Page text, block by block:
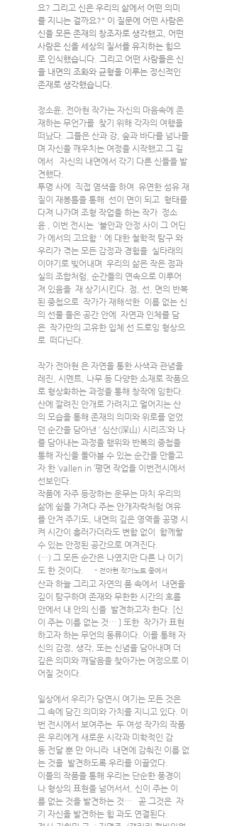
요? 그리고 신은 우리의 삶에서 어떤 의미
를 지니는 걸까요?" 이 질문에 어떤 사람은
신을 모든 존재의 창조자로 생각했고, 어떤
사람은 신을 세상의 질서를 유지하는 힘으
로 인식했습니다. 그리고 어떤 사람들은 신
을 내면의 조화와 균형을 이루는 정신적인
존재로 생각했습니다.
정소윤, 전아현 작가는 자신의 마음속에 존
재하는 무언가를  찾기 위해 각자의 여행을
떠났다. 그들은 산과 강, 숲과 바다를 넘나들
며 자신을 깨우치는 여정을 시작했고 그 길
에서   자신의 내면에서 각기 다른 신들을 발
견했다.
투명 사에  직접 염색을 하여  유연한 섬유 재
질이 재봉틀을 통해  선이 면이 되고  형태를
다져 나가며 조형 작업을 하는 작가  정소
윤 , 이번 전시는  ‘불안과 안정 사이 그 어딘
가 에서의 고요함＇에 대한 철학적 탐구 와
우리가 겪는 모든 감정과 경험을  실타래의
이야기로 빚어내며  우리의 삶은 작은 점과
실의 조합처럼, 순간들의 연속으로 이루어
져 있음을  재 상기시킨다. 점, 선, 면의 반복
된 중첩으로  작가가 재해석한  이름 없는 신
의 선물 들은 공간 안에  자연과 인체를 담
은  작가만의 고유한 입체 선 드로잉 형상으
로  떠다닌다.
작가 전아현 은 자연을 통한 사색과 관념을
레진, 시멘트, 나무 등 다양한 소재로 작품으
로 형상화하는 과정을 통해 창작에 임한다.
산에 깔려진 안개로 가려지고 멀어지는 산
의 모습을 통해 존재의 의미와 위로를 얻었
던 순간을 담아낸 ‘ 심산(深山) 시리즈’와 나
를 담아내는 과정을 행위와 반복의 중첩을
통해 자신을 돌아볼 수 있는 순간을 만들고
자 한 ‘vallen in ‘평면 작업을 이번전시에서
선보인다.
작품에 자주 등장하는 운무는 마치 우리의
삶에 쉼을 가져다 주는 안개자락처럼 여유
를 안겨 주기도, 내면의 깊은 영역을 공명 시
켜 시간이 흘러가더라도 변함 없이  함께할
수 있는 안정된 공간으로 여겨진다.
(…) 그 모든 순간은 나였지만 다른 나 이기
도 한 것이다.     - 전아현 작가노트 중에서
산과 하늘 그리고 자연의 품 속에서  내면을
깊이 탐구하며 존재와 무한한 시간의 흐름
안에서 내 안의 신을  발견하고자 한다. [신
이 주는 이름 없는 것… ] 또한  작가가 표현
하고자 하는 무언의 동류이다. 이를 통해 자
신의 감정, 생각, 또는 신념을 담아내며 더
깊은 의미와 깨달음을 찾아가는 여정으로 이
어질 것이다.
일상에서 우리가 당연시 여기는 모든 것은
그 속에 담긴 의미와 가치를 지니고 있다. 이
번 전시에서 보여주는  두 여성 작가의 작품
은 우리에게 새로운 시각과 미학적인 감
동 전달 뿐 만 아니라  내면에 감춰진 이름 없
는 것을  발견하도록 우리를 이끌었다.
이들의 작품을 통해 우리는 단순한 풍경이
나 형상의 표현을 넘어서서, 신이 주는 이
름 없는 것을 발견하는 것…   곧 그것은  자
기 자신을 발견하는 힘 과도 연결된다.